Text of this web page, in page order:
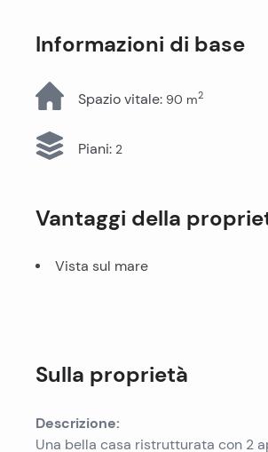
Tutti gli
Informazioni di base
Spazio vitale: 90 m2
Piani: 2
Vantaggi della
Vista sul mare
Sulla proprietà
Descrizione:
Una bella casa ristrutturata con 2